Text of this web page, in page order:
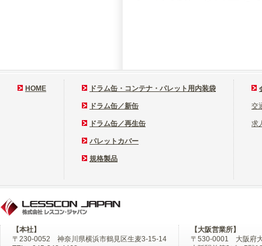
HOME ドラム缶・コンテナ・パレット用内装袋
ドラム缶／新缶
ドラム缶／再生缶
パレットカバー
規格製品
交
求
【本社】
〒230-0052 神奈川県横浜市鶴見区生麦3-15-14
【大阪営業所】
〒530-0001 大阪府